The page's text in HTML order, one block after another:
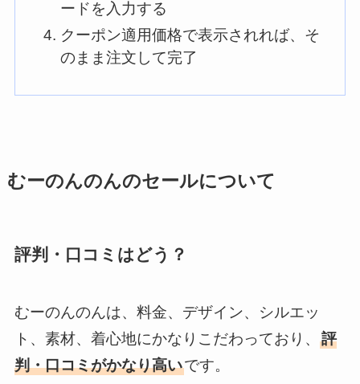
ードを入力する
クーポン適用価格で表示されれば、そ
のまま注文して完了
むーのんのんのセールについて
評判・口コミはどう？
むーのんのんは、料金、デザイン、シルエッ
ト、素材、着心地にかなりこだわっており、 評
判・口コミがかなり高いです。